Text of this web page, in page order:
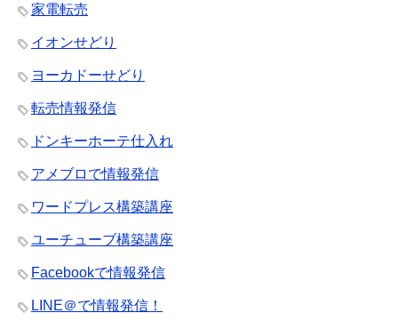
家電転売
イオンせどり
ヨーカドーせどり
転売情報発信
ドンキーホーテ仕入れ
アメブロで情報発信
ワードプレス構築講座
ユーチューブ構築講座
Facebookで情報発信
LINE＠で情報発信！